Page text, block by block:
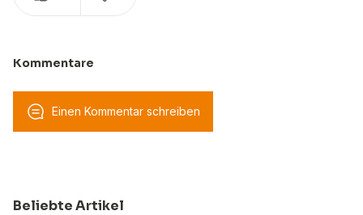
Kommentare
Einen Kommentar schreiben
Beliebte Artikel